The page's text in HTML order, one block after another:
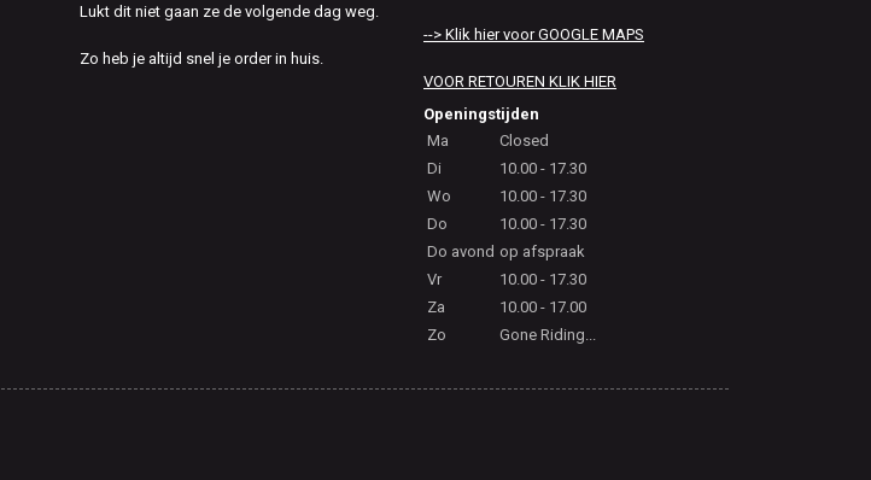
Lukt dit niet gaan ze de volgende dag weg.
Zo heb je altijd snel je order in huis.
--> Klik hier voor GOOGLE MAPS
VOOR RETOUREN KLIK HIER
Openingstijden
Ma
Closed
Di
10.00 - 17.30
Wo
10.00 - 17.30
Do
10.00 - 17.30
Do avond op afspraak
Vr
10.00 - 17.30
Za
10.00 - 17.00
Zo
Gone Riding...